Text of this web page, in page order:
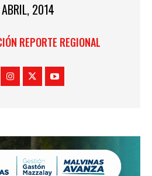
2014
REPORTE REGIONAL